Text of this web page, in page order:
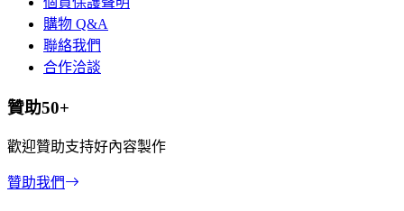
購物 Q&A
聯絡我們
合作洽談
贊助50+
歡迎贊助支持好內容製作
贊助我們